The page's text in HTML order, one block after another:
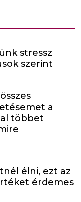
stressz
szerint
a
többet
élni, ezt az
érdemes